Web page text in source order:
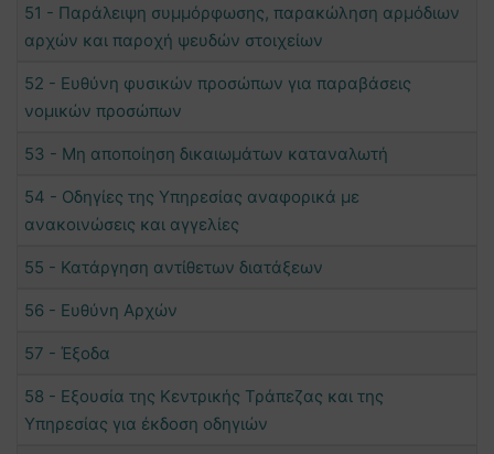
51 - Παράλειψη συμμόρφωσης, παρακώληση αρμόδιων
αρχών και παροχή ψευδών στοιχείων
52 - Ευθύνη φυσικών προσώπων για παραβάσεις
νομικών προσώπων
53 - Μη αποποίηση δικαιωμάτων καταναλωτή
54 - Οδηγίες της Υπηρεσίας αναφορικά με
ανακοινώσεις και αγγελίες
55 - Κατάργηση αντίθετων διατάξεων
56 - Ευθύνη Αρχών
57 - Έξοδα
58 - Εξουσία της Κεντρικής Τράπεζας και της
Υπηρεσίας για έκδοση οδηγιών